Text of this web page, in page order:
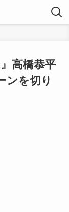
高橋恭平
ンを切り